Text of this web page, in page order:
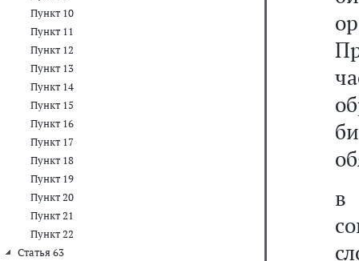
Пункт 10
Пункт 11
Пункт 12
Пункт 13
Пункт 14
Пункт 15
Пункт 16
Пункт 17
Пункт 18
Пункт 19
Пункт 20
Пункт 21
Пункт 22
Статья 63